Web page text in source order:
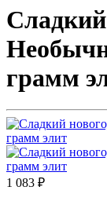
грамм
1 083 ₽